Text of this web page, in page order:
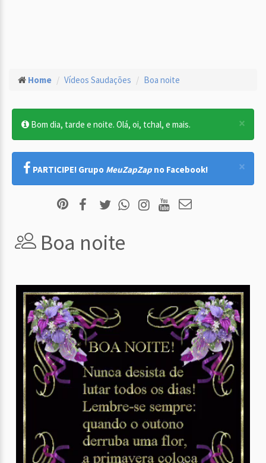
Home Vídeos Saudações Boa noite
×
Bom dia, tarde e noite. Olá, oi, tchal, e mais.
×
PARTICIPE! Grupo MeuZapZap no Facebook!
Boa noite